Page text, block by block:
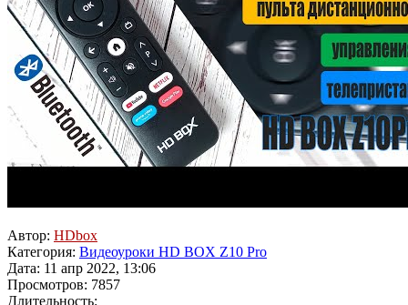
Автор: HDbox
Категория: Видеоуроки HD BOX Z10 Pro
Дата: 11 апр 2022, 13:06
Просмотров: 7857
Длительность: